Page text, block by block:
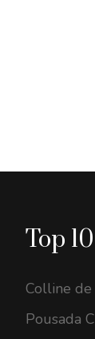
Top
Colline de
Pousada